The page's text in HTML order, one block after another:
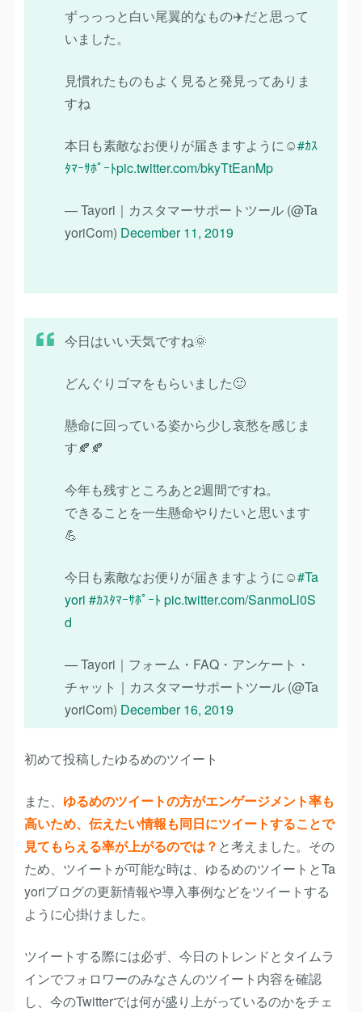
ずっっっと白い尾翼的なもの✈️だと思って
いました。
見慣れたものもよく見ると発見ってありま
すね
本日も素敵なお便りが届きますように☺️#ｶｽ
ﾀﾏｰｻﾎﾟｰﾄpic.twitter.com/bkyTtEanMp
— Tayori｜カスタマーサポートツール (@Ta
yoriCom) December 11, 2019
今日はいい天気ですね🌞
どんぐりゴマをもらいました🙂
懸命に回っている姿から少し哀愁を感じま
す🍂🍂
今年も残すところあと2週間ですね。
できることを一生懸命やりたいと思います
💪
今日も素敵なお便りが届きますように☺️#Ta
yori #ｶｽﾀﾏｰｻﾎﾟｰﾄ pic.twitter.com/SanmoLl0S
d
— Tayori｜フォーム・FAQ・アンケート・
チャット｜カスタマーサポートツール (@Ta
yoriCom) December 16, 2019
初めて投稿したゆるめのツイート
また、 ゆるめのツイートの方がエンゲージメント率も
高いため、伝えたい情報も同日にツイートすることで
見てもらえる率が上がるのでは？ と考えました。その
ため、 ツイートが可能な時は、ゆるめのツイートとTa
yoriブログの更新情報や導入事例などをツイートする
ように心掛けました。
ツイートする際には必ず、今日のトレンドとタイムラ
インでフォロワーのみなさんのツイート内容を確認
し、今のTwitterでは何が盛り上がっているのかをチェ